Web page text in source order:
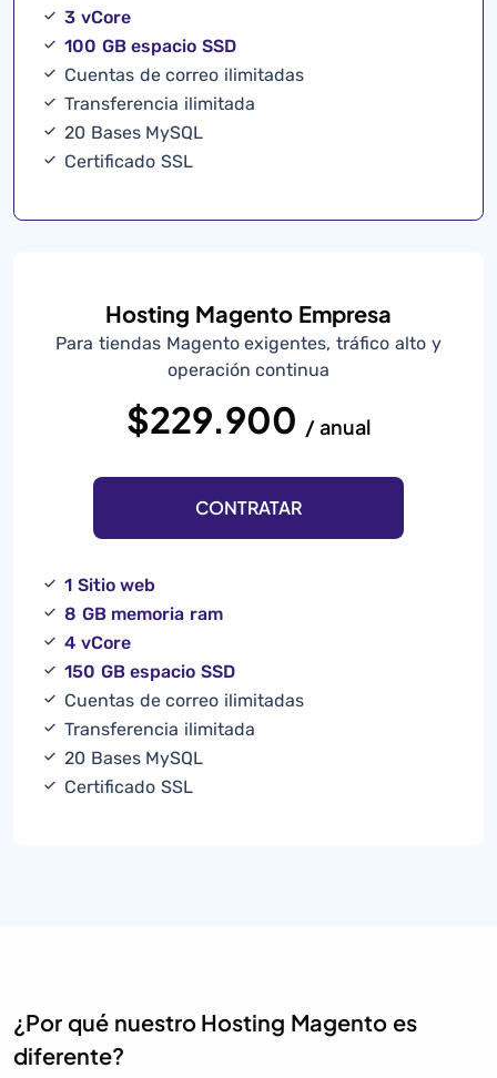
3 vCore
100 GB espacio SSD
Cuentas de correo ilimitadas
Transferencia ilimitada
20 Bases MySQL
Certificado SSL
Hosting Magento Empresa
Para tiendas Magento exigentes, tráfico alto y
operación continua
$229.900 / anual
CONTRATAR
1 Sitio web
8 GB memoria ram
4 vCore
150 GB espacio SSD
Cuentas de correo ilimitadas
Transferencia ilimitada
20 Bases MySQL
Certificado SSL
¿Por qué nuestro Hosting Magento es
diferente?